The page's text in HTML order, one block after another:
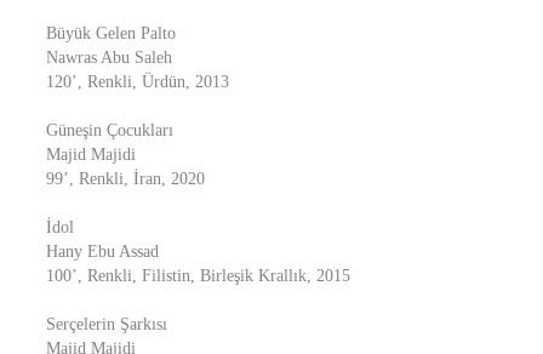
Büyük Gelen Palto
Nawras Abu Saleh
120’, Renkli, Ürdün, 2013
Güneşin Çocukları
Majid Majidi
99’, Renkli, İran, 2020
İdol
Hany Ebu Assad
100’, Renkli, Filistin, Birleşik Krallık, 2015
Serçelerin Şarkısı
Majid Majidi